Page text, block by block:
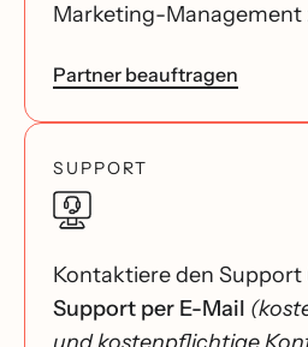
Marketing-Management
Partner beauftragen
SUPPORT
Kontaktiere den Support
Support per E-Mail